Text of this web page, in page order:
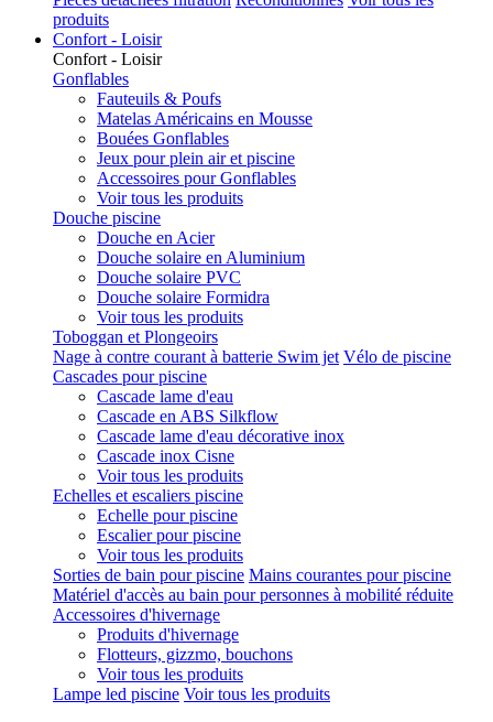
produits
Confort - Loisir
Confort - Loisir
Gonflables
Fauteuils & Poufs
Matelas Américains en Mousse
Bouées Gonflables
Jeux pour plein air et piscine
Accessoires pour Gonflables
Voir tous les produits
Douche piscine
Douche en Acier
Douche solaire en Aluminium
Douche solaire PVC
Douche solaire Formidra
Voir tous les produits
Toboggan et Plongeoirs
Nage à contre courant à batterie Swim jet Vélo de piscine
Cascades pour piscine
Cascade lame d'eau
Cascade en ABS Silkflow
Cascade lame d'eau décorative inox
Cascade inox Cisne
Voir tous les produits
Echelles et escaliers piscine
Echelle pour piscine
Escalier pour piscine
Voir tous les produits
Sorties de bain pour piscine Mains courantes pour piscine
Matériel d'accès au bain pour personnes à mobilité réduite
Accessoires d'hivernage
Produits d'hivernage
Flotteurs, gizzmo, bouchons
Voir tous les produits
Lampe led piscine Voir tous les produits